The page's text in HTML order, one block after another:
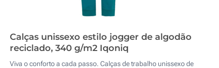
Calças unissexo estilo jogger de algodão
reciclado, 340 g/m2 Iqoniq
Viva o conforto a cada passo. Calças de trabalho unissexo de